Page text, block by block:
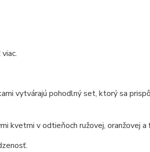
vytvárajú pohodlný set, ktorý sa
kvetmi v odtieňoch ružovej, oranžovej a